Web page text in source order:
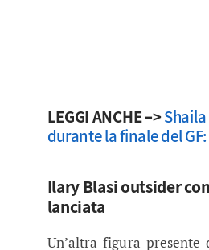
LEGGI ANCHE –>
durante la finale del
Ilary Blasi outsider
lanciata
Un’altra figura